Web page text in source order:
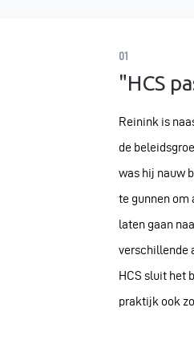
01
"HCS
Reinink is
de
was hij nauw
te gunnen om
laten gaan
verschillende
HCS sluit het
praktijk ook